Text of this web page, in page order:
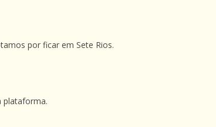
por ficar em Sete Rios.
plataforma.